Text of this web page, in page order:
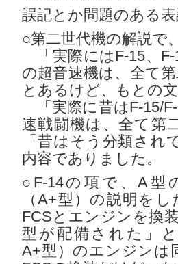
誤記とか問題のある
○第二世代機の解説で
「実際にはF-15、F-
の超音速機は、全て
とあるけど、もとの
「実際に昔はF-15/
速戦闘機は、全て第
「昔はそう分類さ
内容でありました。
○F-14の項で、A型
（A+型）の説明を
FCSとエンジンを換
型が配備された」
A+型）のエンジンは